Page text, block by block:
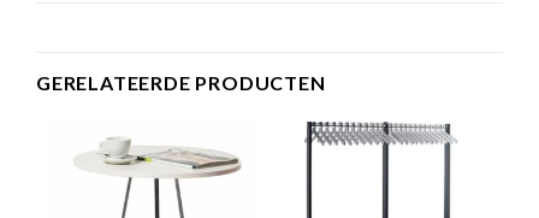
GERELATEERDE PRODUCTEN